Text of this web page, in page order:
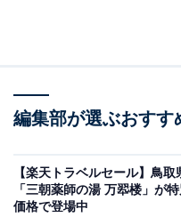
奥会津からむしの里 源泉掛け流
「奥会津からむしの里
現在特別価格で宿泊可能
編集部が選ぶおすす
【楽天トラベルセール】鳥取
「三朝薬師の湯 万翆楼」が特
価格で登場中